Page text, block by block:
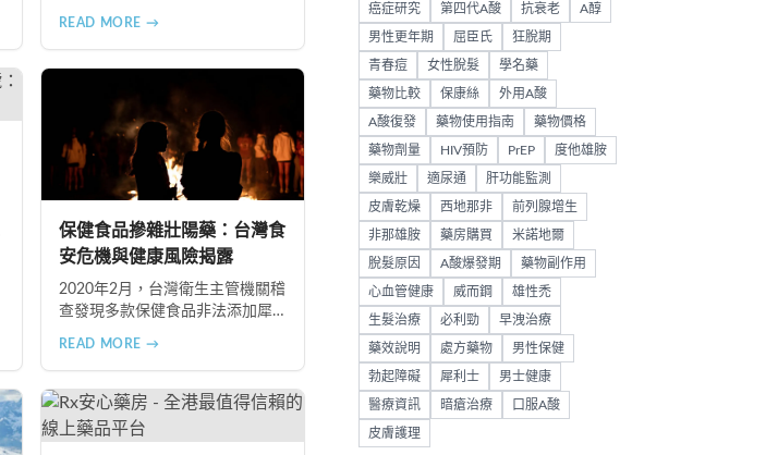
READ MORE →
保健食品摻雜壯陽藥：台灣食
安危機與健康風險揭露
2020年2月，台灣衛生主管機關稽
查發現多款保健食品非法添加犀
康危害，包含真實死亡案例，並
呼籲民眾透過合法管道購藥，切
勿聽信偏方。
READ MORE →
癌症研究 第四代A酸 抗衰老 A醇
男性更年期 屈臣氏 狂脫期
青春痘 女性脫髮 學名藥
藥物比較 保康絲 外用A酸
A酸復發 藥物使用指南 藥物價格
藥物劑量 HIV預防 PrEP 度他雄胺
樂威壯 適尿通 肝功能監測
皮膚乾燥 西地那非 前列腺增生
非那雄胺 藥房購買 米諾地爾
脫髮原因 A酸爆發期 藥物副作用
心血管健康 威而鋼 雄性禿
生髮治療 必利勁 早洩治療
藥效說明 處方藥物 男性保健
勃起障礙 犀利士 男士健康
醫療資訊 暗瘡治療 口服A酸
皮膚護理